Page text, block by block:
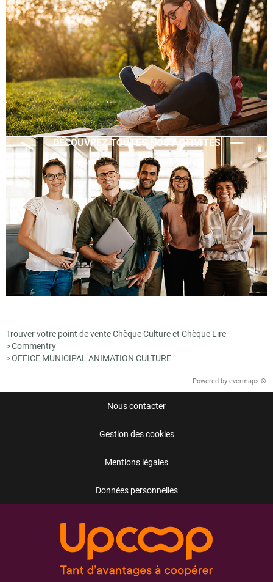
DÉCOUVREZ TOUTES NOS ACTIVITÉS
Trouver votre point de vente Chèque Culture et Chèque Lire
>Commentry
>OFFICE MUNICIPAL ANIMATION CULTURE
Powered by evermaps ©
Nous contacter
Gestion des cookies
Mentions légales
Données personnelles